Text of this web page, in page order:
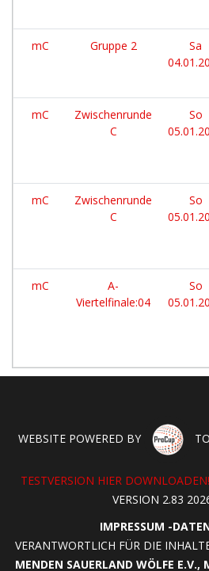
mC Gruppe 2
Sa
mC
Zwischenrunde
C
So
mC
Zwischenrunde
C
So
mC
A-
Viertelfinale:04
So
WEBSITE POWERED BY
TESTVERSION HIER DOWNLOADEN!
VERSION 2.83
IMPRESSUM -
VERANTWORTLICH FÜR DIE
MENDEN SAUERLAND WÖLFE E.V.,